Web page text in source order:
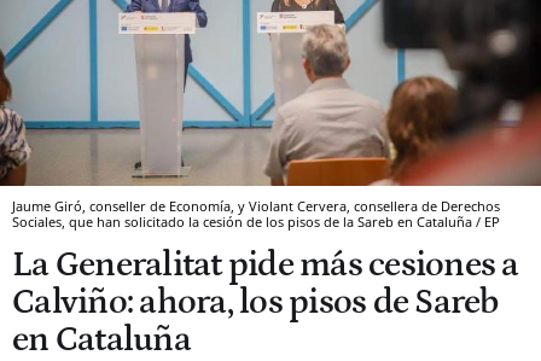
Jaume Giró, conseller de Economía, y Violant Cervera, consellera de Derechos
Sociales, que han solicitado la cesión de los pisos de la Sareb en Cataluña / EP
La Generalitat pide más cesiones a
Calviño: ahora, los pisos de Sareb
en Cataluña